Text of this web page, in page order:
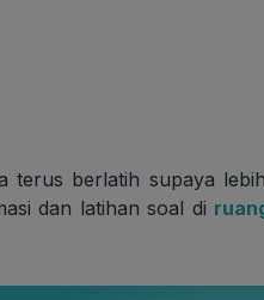
terus berlatih supaya
dan latihan soal di